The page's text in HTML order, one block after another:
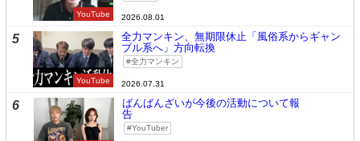
YouTube 2026.08.01
5
YouTube
全力マンキン、無期限休止「風俗系からギャン
ブル系へ」方向転換
全力マンキン
2026.07.31
6
ばんばんざいが今後の活動について報
告
YouTuber